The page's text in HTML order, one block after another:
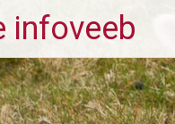
infoveeb